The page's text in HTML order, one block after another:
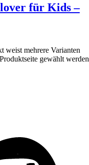
für Kids –
weist mehrere Varianten
gewählt werden